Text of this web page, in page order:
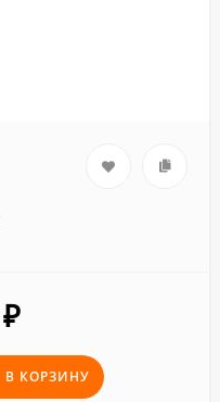
₽
В КОРЗИНУ